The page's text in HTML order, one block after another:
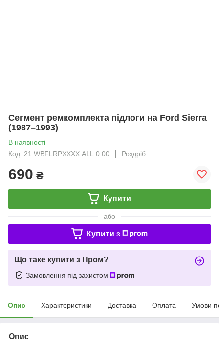
Сегмент ремкомплекта підлоги на Ford Sierra
(1987–1993)
В наявності
Код: 21.WBFLRPXXXX.ALL.0.00
Роздріб
690 ₴
Купити
або
Купити з
Що таке купити з Пром?
Замовлення під захистом
Опис Характеристики Доставка Оплата Умови
Опис